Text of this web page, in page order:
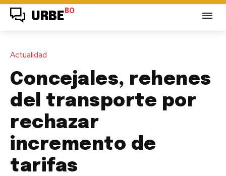
URBE BO
Actualidad
Concejales, rehenes
del transporte por
rechazar
incremento de
tarifas